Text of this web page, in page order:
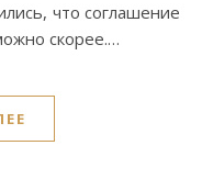
что соглашение
скорее.…